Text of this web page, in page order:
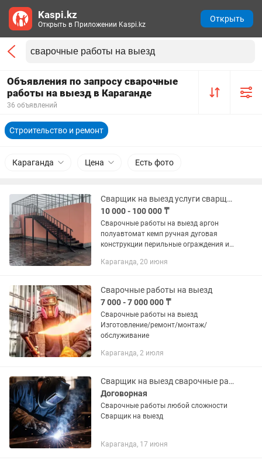
Объявления по запросу сварочные
работы на выезд в Караганде
36 объявлений
Строительство и ремонт
Караганда Цена Есть фото
Сварщик на выезд услуги сварщика сварочные работы генератор аргон
10 000 - 100 000 ₸
Сварочные работы на выезд аргон
полуавтомат кемп ручная дуговая
конструкции перильные ограждения из
генератором
Караганда, 20 июня
Сварочные работы на выезд
7 000 - 7 000 000 ₸
Сварочные работы на выезд
Изготовление/ремонт/монтаж/
обслуживание
Караганда, 2 июля
Сварщик на выезд сварочные работы
Договорная
Сварочные работы любой сложности
Сварщик на выезд
Караганда, 17 июня
Kaspi.kz
Открыть в Приложении Kaspi.kz
Открыть